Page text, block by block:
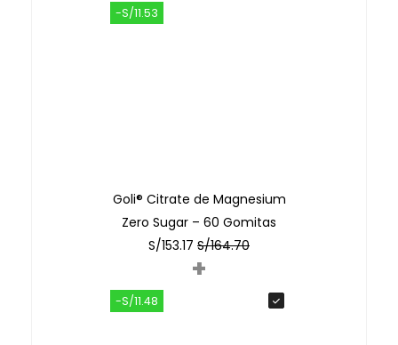
-S/11.53
Goli® Citrate de Magnesium
Zero Sugar – 60 Gomitas
S/153.17 S/164.70
+
-S/11.48